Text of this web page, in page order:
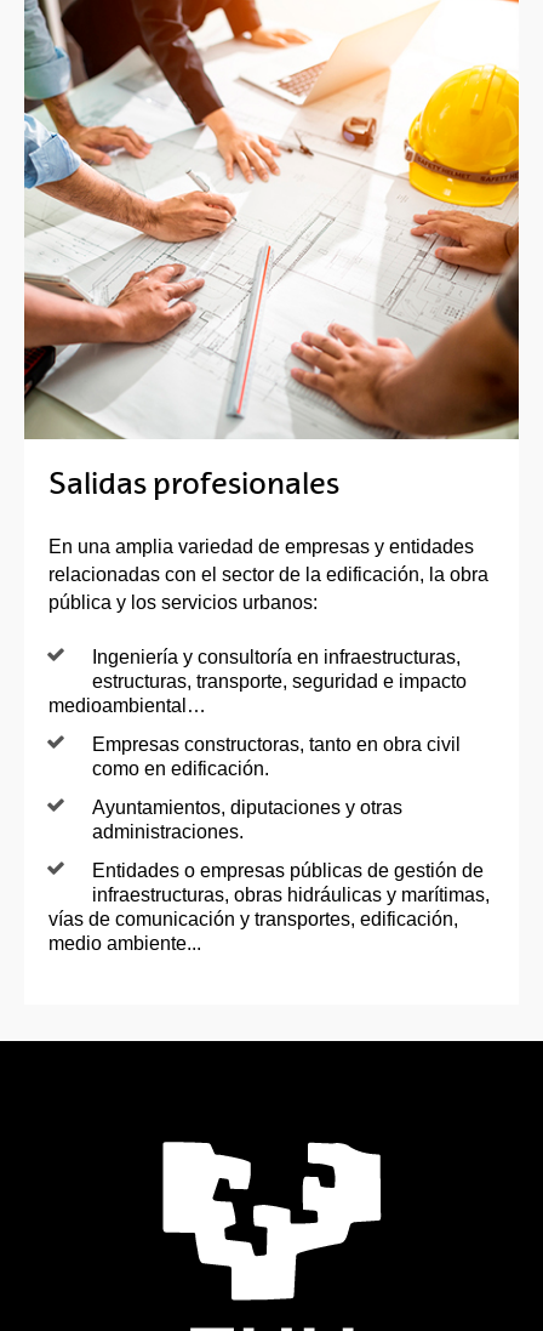
Salidas profesionales
En una amplia variedad de empresas y entidades
relacionadas con el sector de la edificación, la obra
pública y los servicios urbanos:
Ingeniería y consultoría en infraestructuras,
estructuras, transporte, seguridad e impacto
medioambiental…
Empresas constructoras, tanto en obra civil
como en edificación.
Ayuntamientos, diputaciones y otras
administraciones.
Entidades o empresas públicas de gestión de
infraestructuras, obras hidráulicas y marítimas,
vías de comunicación y transportes, edificación,
medio ambiente...